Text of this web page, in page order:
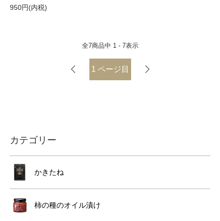
950円(内税)
全7商品中 1 - 7表示
1 ページ目
カテゴリー
かきたね
柿の種のオイル漬け